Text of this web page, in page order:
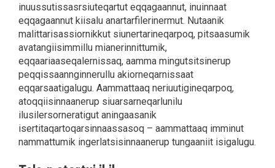
inuussutissasrsiuteqartut eqqagaannut, inuinnaat
eqqagaannut kiisalu anartarfilerinermut. Nutaanik
malittarisassiornikkut siunertarineqarpoq, pitsaasumik
avatangiisimmillu mianerinnittumik,
eqqaariaaseqalernissaq, aamma mingutsitsinerup
peqqissaannginnerullu akiorneqarnissaat
eqqarsaatigalugu. Aammattaaq neriuutigineqarpoq,
atoqqiisinnaanerup siuarsarneqarlunilu
ilusilersorneratigut aningaasanik
isertitaqartoqarsinnaassasoq – aammattaaq imminut
nammattumik ingerlatsisinnaanerup tungaaniit isigalugu.